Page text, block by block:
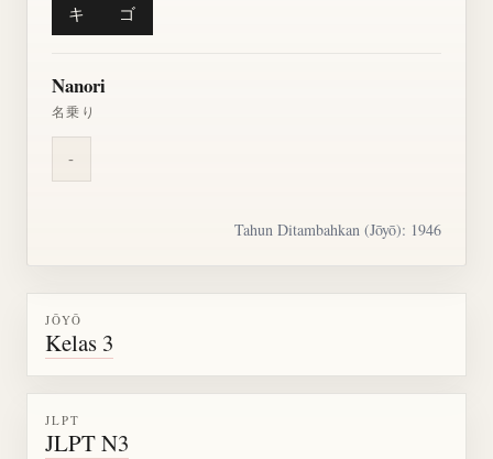
キ ゴ
Nanori
名乗り
-
Tahun Ditambahkan (Jōyō): 1946
JŌYŌ
Kelas 3
JLPT
JLPT N3